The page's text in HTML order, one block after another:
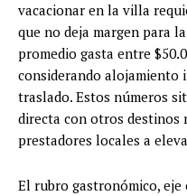
vacacionar en la villa
que no deja margen para
promedio gasta entre
considerando alojamiento
traslado. Estos números
directa con otros destinos
prestadores locales a
El rubro gastronómico,